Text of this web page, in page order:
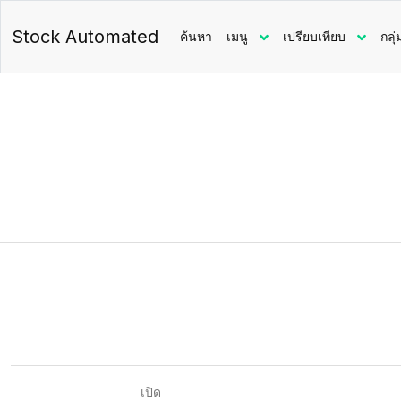
Stock Automated ค้นหา เมนู เปรียบเทียบ กลุ่
เปิด